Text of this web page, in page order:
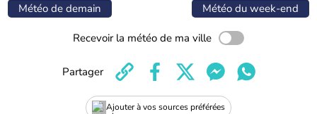
Météo de demain Météo du week-end
Recevoir la météo de ma ville
Ajouter à vos sources préférées
Partager